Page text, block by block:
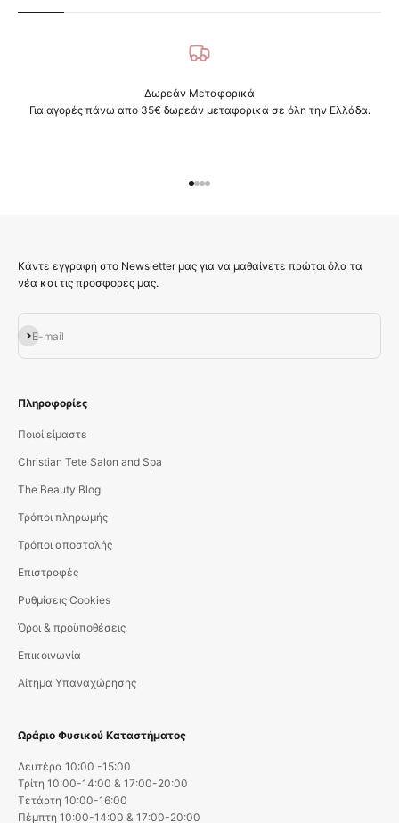
Δωρεάν Μεταφορικά
Για αγορές πάνω απο 35€ δωρεάν μεταφορικά σε όλη την Ελλάδα.
Κάντε εγγραφή στο Newsletter μας για να μαθαίνετε πρώτοι όλα τα
νέα και τις προσφορές μας.
E-mail
Εγγραφή
Πληροφορίες
Ποιοί είμαστε
Christian Tete Salon and Spa
The Beauty Blog
Τρόποι πληρωμής
Τρόποι αποστολής
Επιστροφές
Ρυθμίσεις Cookies
Όροι & προϋποθέσεις
Επικοινωνία
Αίτημα Υπαναχώρησης
Ωράριο Φυσικού Καταστήματος
Δευτέρα 10:00 -15:00
Τρίτη 10:00-14:00 & 17:00-20:00
Τετάρτη 10:00-16:00
Πέμπτη 10:00-14:00 & 17:00-20:00